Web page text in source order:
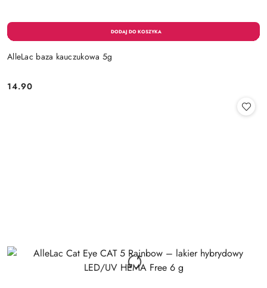
AlleLac baza kauczukowa 5g
Cena:
14.90